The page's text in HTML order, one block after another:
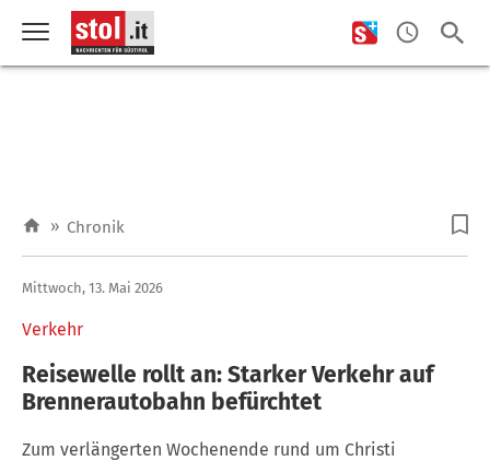
» Chronik
Verkehr
Mittwoch, 13. Mai 2026
Reisewelle rollt an: Starker Verkehr auf
Brennerautobahn befürchtet
Zum verlängerten Wochenende rund um Christi